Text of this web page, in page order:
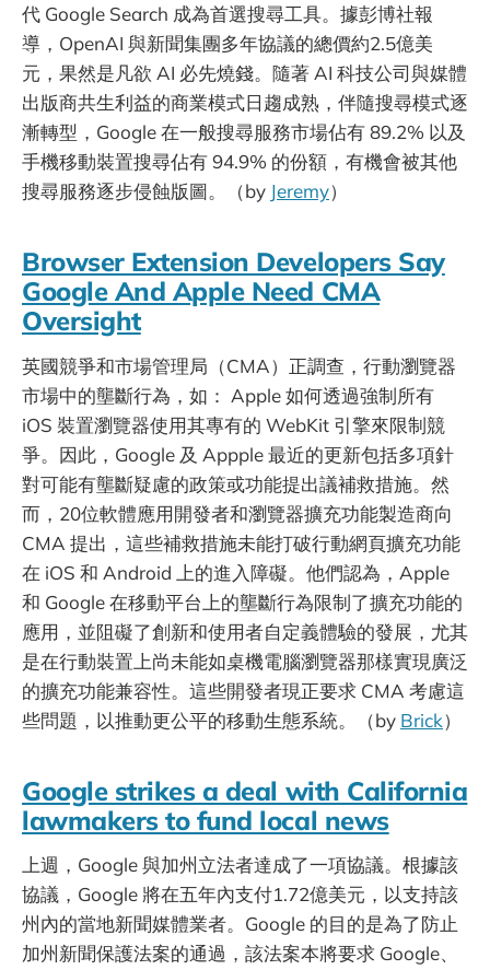
代 Google Search 成為首選搜尋工具。據彭博社報
導，OpenAI 與新聞集團多年協議的總價約2.5億美
元，果然是凡欲 AI 必先燒錢。隨著 AI 科技公司與媒體
出版商共生利益的商業模式日趨成熟，伴隨搜尋模式逐
漸轉型，Google 在一般搜尋服務市場佔有 89.2% 以及
手機移動裝置搜尋佔有 94.9% 的份額，有機會被其他
搜尋服務逐步侵蝕版圖。（by Jeremy）
Browser Extension Developers Say
Google And Apple Need CMA
Oversight
英國競爭和市場管理局（CMA）正調查，行動瀏覽器
市場中的壟斷行為，如： Apple 如何透過強制所有
iOS 裝置瀏覽器使用其專有的 WebKit 引擎來限制競
爭。因此，Google 及 Appple 最近的更新包括多項針
對可能有壟斷疑慮的政策或功能提出議補救措施。然
而，20位軟體應用開發者和瀏覽器擴充功能製造商向
CMA 提出，這些補救措施未能打破行動網頁擴充功能
在 iOS 和 Android 上的進入障礙。他們認為，Apple
和 Google 在移動平台上的壟斷行為限制了擴充功能的
應用，並阻礙了創新和使用者自定義體驗的發展，尤其
是在行動裝置上尚未能如桌機電腦瀏覽器那樣實現廣泛
的擴充功能兼容性。這些開發者現正要求 CMA 考慮這
些問題，以推動更公平的移動生態系統。（by Brick）
Google strikes a deal with California
lawmakers to fund local news
上週，Google 與加州立法者達成了一項協議。根據該
協議，Google 將在五年內支付1.72億美元，以支持該
州內的當地新聞媒體業者。Google 的目的是為了防止
加州新聞保護法案的通過，該法案本將要求 Google、